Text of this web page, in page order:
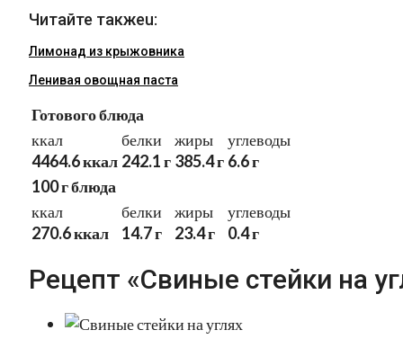
Читайте такжеu:
Лимонад из крыжовника
Ленивая овощная паста
Готового блюда
ккал
4464.6 ккал
белки
242.1 г
жиры
385.4 г
углеводы
6.6 г
100 г блюда
ккал
270.6 ккал
белки
14.7 г
жиры
23.4 г
углеводы
0.4 г
Рецепт «Свиные стейки на